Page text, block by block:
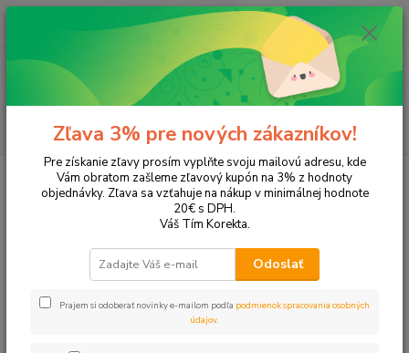
Hľadať
ks
za 0,00 EUR
Tonery a náplne do tlačiarní SAMSUNG CLX-6260ND
CLX-6260ND
Upresniť parametre
Najdrahšie
Zľava 3% pre nových zákazníkov!
Pre získanie zľavy prosím vyplňte svoju mailovú adresu, kde
Vám obratom zašleme zľavový kupón na 3% z hodnoty
objednávky. Zľava sa vzťahuje na nákup v minimálnej hodnote
20€ s DPH.
Váš Tím Korekta.
Odoslať
Prajem si odoberať novinky e-mailom podľa podmienok spracovania osobných
údajov.